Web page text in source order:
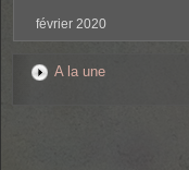
février 2020
A la une